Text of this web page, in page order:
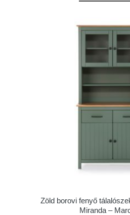
Zöld borovi fenyő
Miranda –